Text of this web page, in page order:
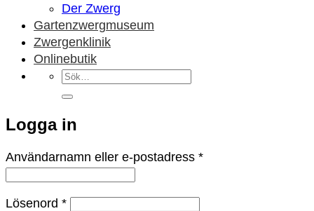
Der Zwerg
Gartenzwergmuseum
Zwergenklinik
Onlinebutik
Sök
efter:
Logga in
Användarnamn eller e-postadress *Obligatoriskt
Lösenord *Obligatoriskt